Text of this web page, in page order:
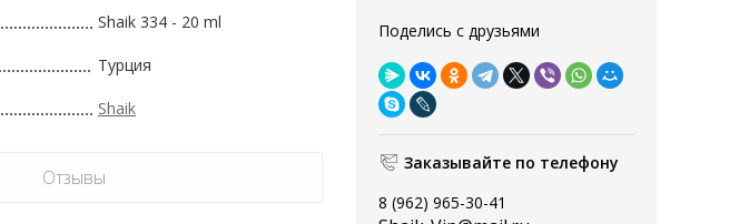
Поделись с друзьями
Заказывайте по телефону
8 (962) 965-30-41
Shaik 334 - 20 ml
Турция
Shaik
Отзывы